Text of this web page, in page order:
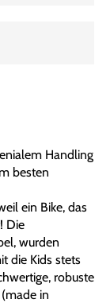
Handling
besten
ein Bike, das
Die
wurden
die Kids stets
robuste
in